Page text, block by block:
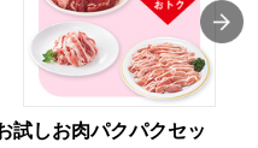
試しお肉パクパクセッ